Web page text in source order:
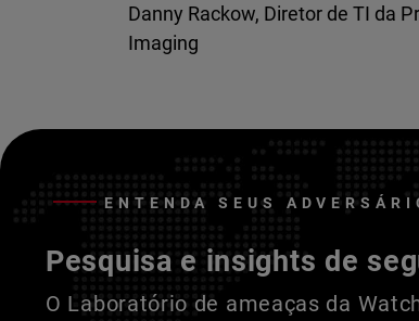
Danny Rackow, Diretor de TI da
Imaging
ENTENDA SEUS
Pesquisa e insights de
O Laboratório de ameaças da